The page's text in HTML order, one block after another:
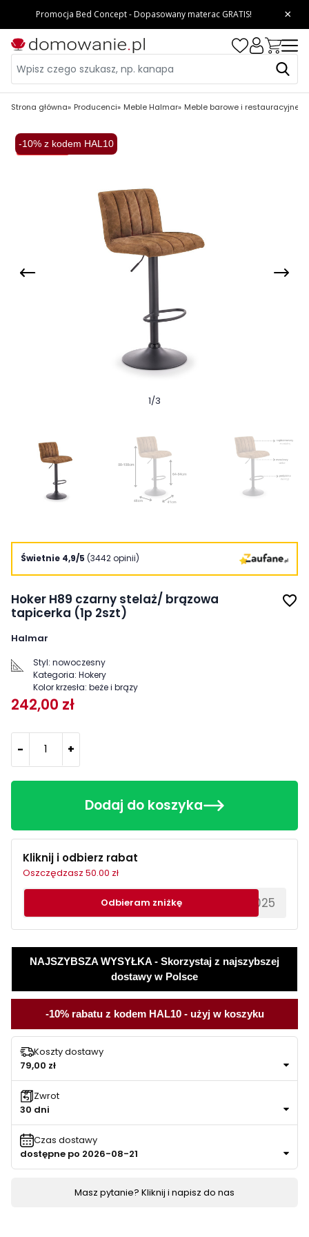
Strona główna Producenci Meble Halmar Meble barowe i restauracyjne
-10% z kodem HAL10
Wysyłka 48H
1/3
Świetnie 4,9/5 (3442 opinii)
Hoker H89 czarny stelaż/ brązowa
tapicerka (1p 2szt)
favorite_border
Halmar
Styl: nowoczesny
Kategoria: Hokery
Kolor krzesła: beże i brązy
242,00 zł
- +
Dodaj do koszyka
Kliknij i odbierz rabat
Oszczędzasz 50.00 zł
********EWS2025
Odbieram zniżkę
NAJSZYBSZA WYSYŁKA - Skorzystaj z najszybszej
dostawy w Polsce
-10% rabatu z kodem HAL10 - użyj w koszyku
Koszty dostawy
79,00 zł
Zwrot
30 dni
Czas dostawy
dostępne po 2026-08-21
Masz pytanie? Kliknij i napisz do nas